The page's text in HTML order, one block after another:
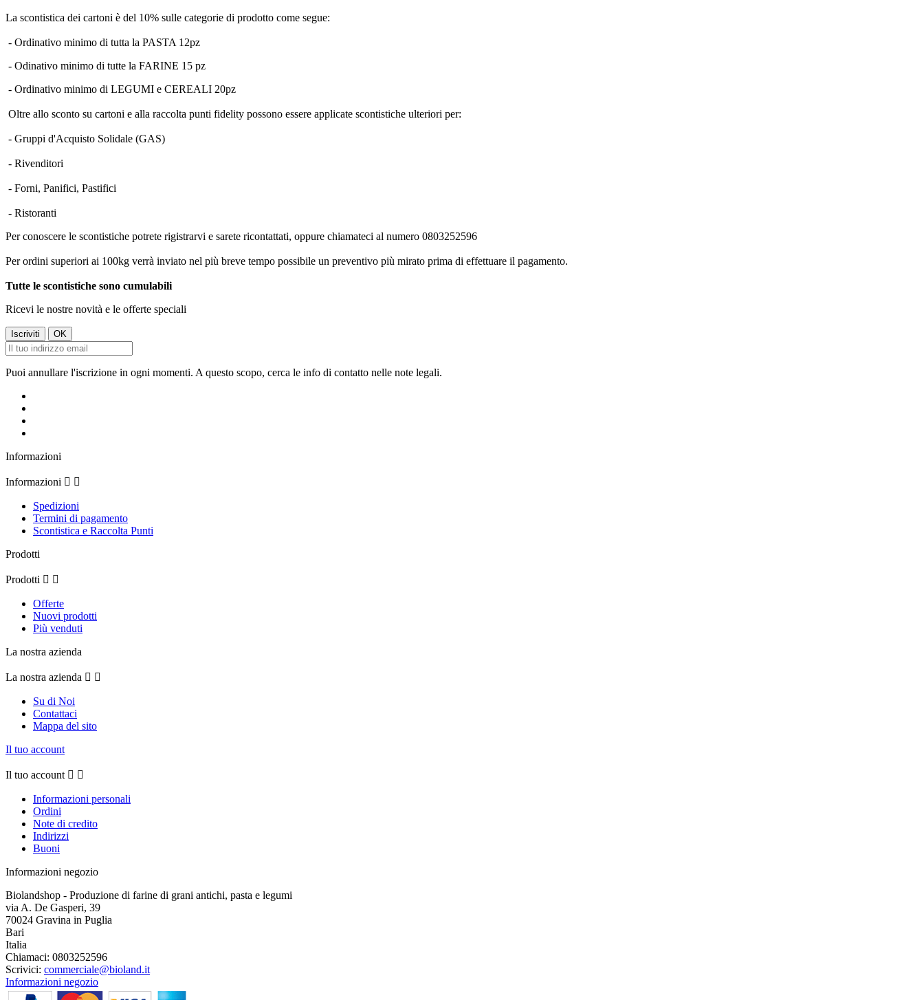
La scontistica dei cartoni è del 10% sulle categorie di prodotto come segue:
- Ordinativo minimo di tutta la PASTA 12pz
- Odinativo minimo di tutte la FARINE 15 pz
- Ordinativo minimo di LEGUMI e CEREALI 20pz
Oltre allo sconto su cartoni e alla raccolta punti fidelity possono essere applicate scontistiche ulteriori per:
- Gruppi d'Acquisto Solidale (GAS)
- Rivenditori
- Forni, Panifici, Pastifici
- Ristoranti
Per conoscere le scontistiche potrete rigistrarvi e sarete ricontattati, oppure chiamateci al numero 0803252596
Per ordini superiori ai 100kg verrà inviato nel più breve tempo possibile un preventivo più mirato prima di effettuare il pagamento.
Tutte le scontistiche sono cumulabili
Ricevi le nostre novità e le offerte speciali
Puoi annullare l'iscrizione in ogni momenti. A questo scopo, cerca le info di contatto nelle note legali.
Informazioni
Informazioni  
Spedizioni
Termini di pagamento
Scontistica e Raccolta Punti
Prodotti
Prodotti  
Offerte
Nuovi prodotti
Più venduti
La nostra azienda
La nostra azienda  
Su di Noi
Contattaci
Mappa del sito
Il tuo account
Il tuo account  
Informazioni personali
Ordini
Note di credito
Indirizzi
Buoni
Informazioni negozio
Biolandshop - Produzione di farine di grani antichi, pasta e legumi
via A. De Gasperi, 39
70024 Gravina in Puglia
Bari
Italia
Chiamaci: 0803252596
Scrivici: commerciale@bioland.it
Informazioni negozio